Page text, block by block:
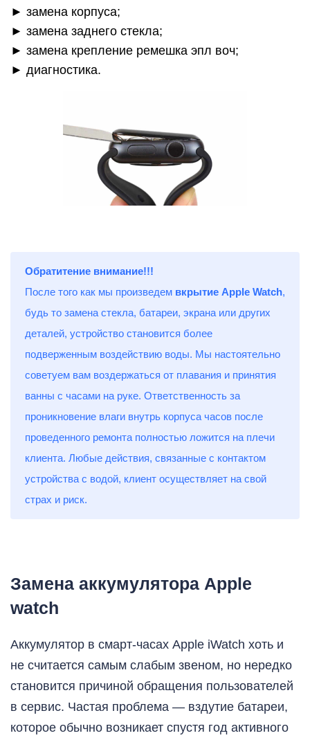
► замена корпуса;
► замена заднего стекла;
► замена крепление ремешка эпл воч;
► диагностика.
Обратитение внимание!!!
После того как мы произведем вкрытие Apple Watch,
будь то замена стекла, батареи, экрана или других
деталей, устройство становится более
подверженным воздействию воды. Мы настоятельно
советуем вам воздержаться от плавания и принятия
ванны с часами на руке. Ответственность за
проникновение влаги внутрь корпуса часов после
проведенного ремонта полностью ложится на плечи
клиента. Любые действия, связанные с контактом
устройства с водой, клиент осуществляет на свой
страх и риск.
Замена аккумулятора Apple
watch
Аккумулятор в смарт-часах Apple iWatch хоть и
не считается самым слабым звеном, но нередко
становится причиной обращения пользователей
в сервис. Частая проблема — вздутие батареи,
которое обычно возникает спустя год активного